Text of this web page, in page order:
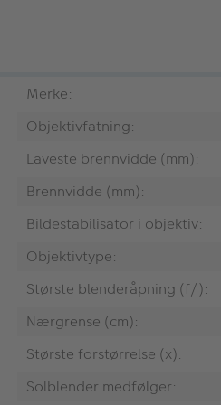
Merke:
Objektivfatning:
Laveste brennvidde (mm):
Brennvidde (mm):
Bildestabilisator i objektiv:
Objektivtype:
Største blenderåpning (f/):
Nærgrense (cm):
Største forstørrelse (x):
Solblender medfølger: